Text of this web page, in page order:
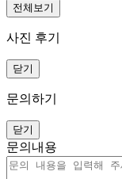
전체보기
사진 후기
닫기
문의하기
닫기
문의내용